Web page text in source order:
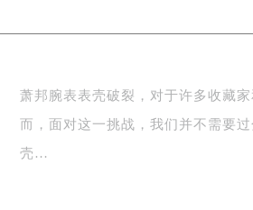
萧邦腕表表壳破裂，对于许多收藏
而，面对这一挑战，我们并不需要
壳…